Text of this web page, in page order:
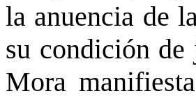
la anuencia de
su condición de
Mora